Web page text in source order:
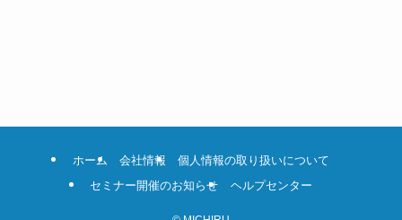
ホーム 会社情報
個人情報の取り扱いについて
セミナー開催のお知らせ
ヘルプセンター